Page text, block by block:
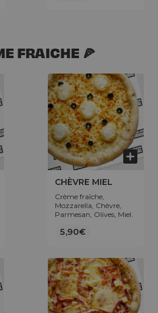
FRAICHE 🍕
CHÈVRE MIEL
Crème fraîche,
Mozzarella, Chèvre,
Parmesan, Olives, Miel.
5,90€